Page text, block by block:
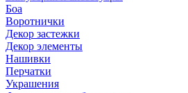
Боа
Воротнички
Декор застежки
Декор элементы
Нашивки
Перчатки
Украшения